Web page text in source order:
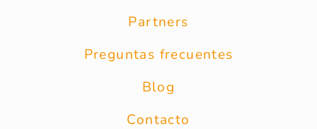
Partners
Preguntas frecuentes
Blog
Contacto